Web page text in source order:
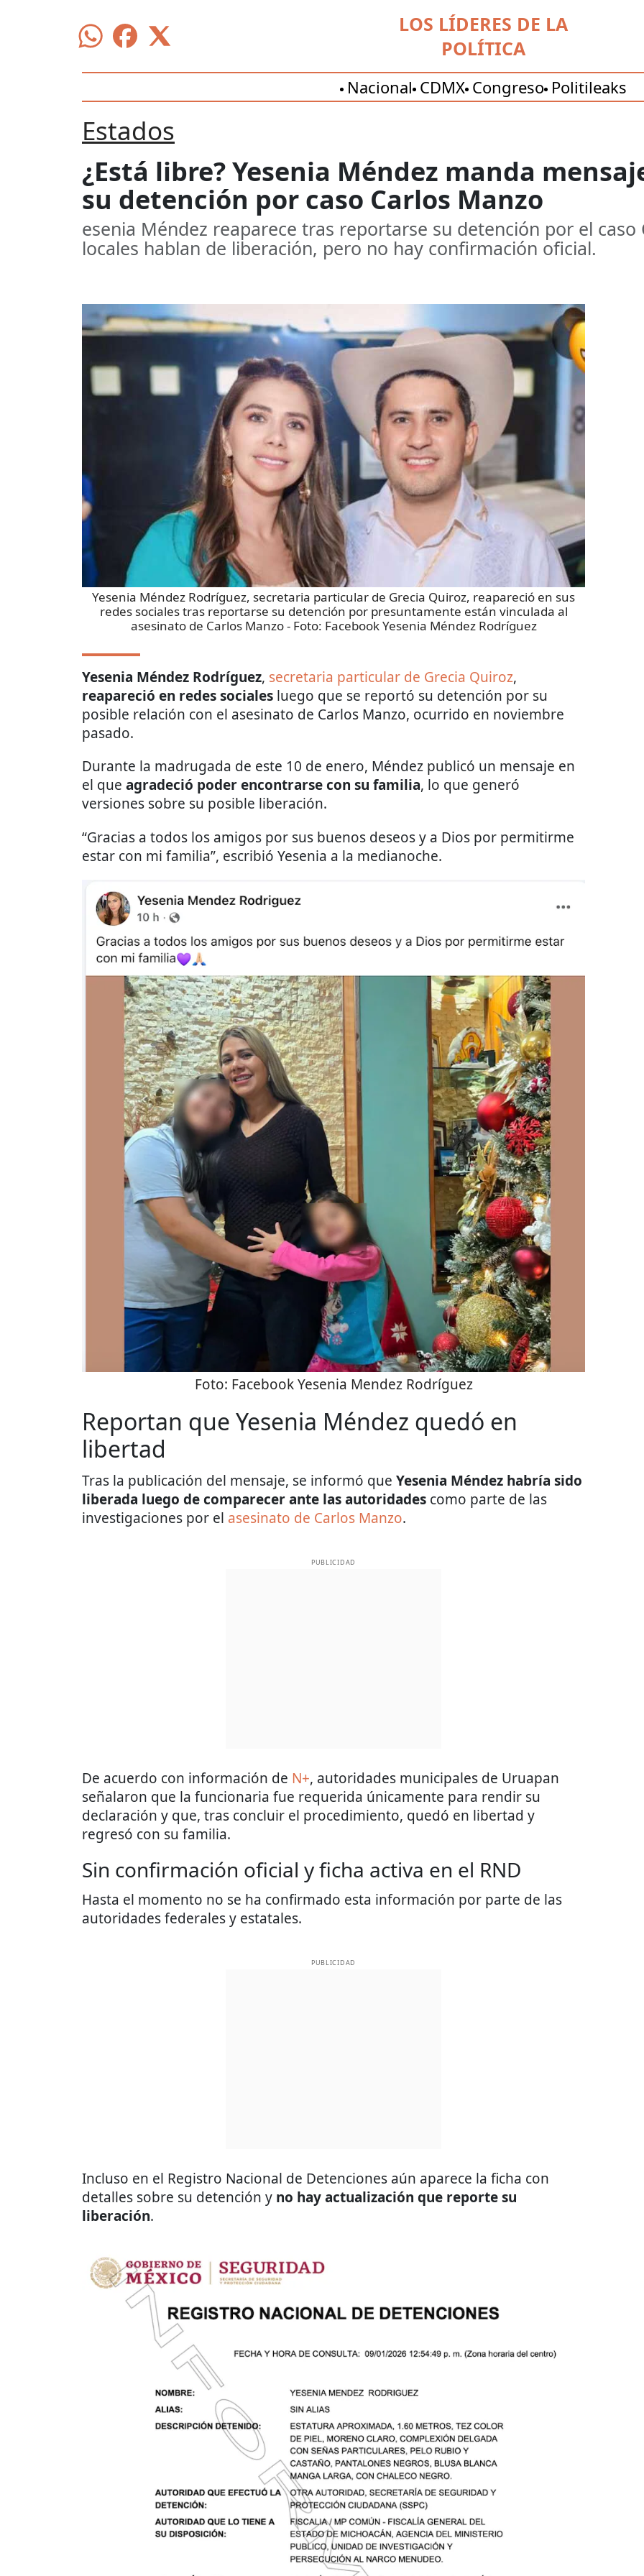
LOS LÍDERES DE LA
POLÍTICA
Nacional CDMX Congreso Politileaks
Estados
¿Está libre? Yesenia Méndez manda
su detención por caso Carlos Manzo
esenia Méndez reaparece tras reportarse su detención por el
locales hablan de liberación, pero no hay confirmación oficial.
Yesenia Méndez Rodríguez, secretaria particular de Grecia Quiroz, reapareció en sus
redes sociales tras reportarse su detención por presuntamente están vinculada al
asesinato de Carlos Manzo- Foto: Facebook Yesenia Méndez Rodríguez
Yesenia Méndez Rodríguez, secretaria particular de Grecia Quiroz,
reapareció en redes sociales luego que se reportó su detención por su
posible relación con el asesinato de Carlos Manzo, ocurrido en noviembre
pasado.
Durante la madrugada de este 10 de enero, Méndez publicó un mensaje en
el que agradeció poder encontrarse con su familia, lo que generó
versiones sobre su posible liberación.
“Gracias a todos los amigos por sus buenos deseos y a Dios por permitirme
estar con mi familia”, escribió Yesenia a la medianoche.
Foto: Facebook Yesenia Mendez Rodríguez
Reportan que Yesenia Méndez quedó en
libertad
Tras la publicación del mensaje, se informó que Yesenia Méndez habría sido
liberada luego de comparecer ante las autoridades como parte de las
investigaciones por el asesinato de Carlos Manzo.
PUBLICIDAD
De acuerdo con información de N+, autoridades municipales de Uruapan
señalaron que la funcionaria fue requerida únicamente para rendir su
declaración y que, tras concluir el procedimiento, quedó en libertad y
regresó con su familia.
Sin confirmación oficial y ficha activa en el RND
Hasta el momento no se ha confirmado esta información por parte de las
autoridades federales y estatales.
PUBLICIDAD
Incluso en el Registro Nacional de Detenciones aún aparece la ficha con
detalles sobre su detención y no hay actualización que reporte su
liberación.